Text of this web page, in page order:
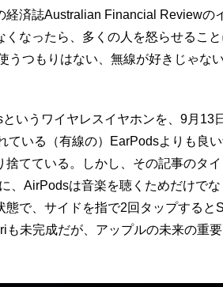
経済誌Australian Financial Reviewの
くなったら、多くの人を怒らせるこ
うつもりはない、無線が好きじゃな
いうワイヤレスイヤホンを、9月13
ている（有線の）EarPodsよりも良
てている。しかし、その記事のタイ
、AirPodsは音楽を聴くためだけで
で、サイドを指で2回タップすると
も未完成だが、アップルの未来の重